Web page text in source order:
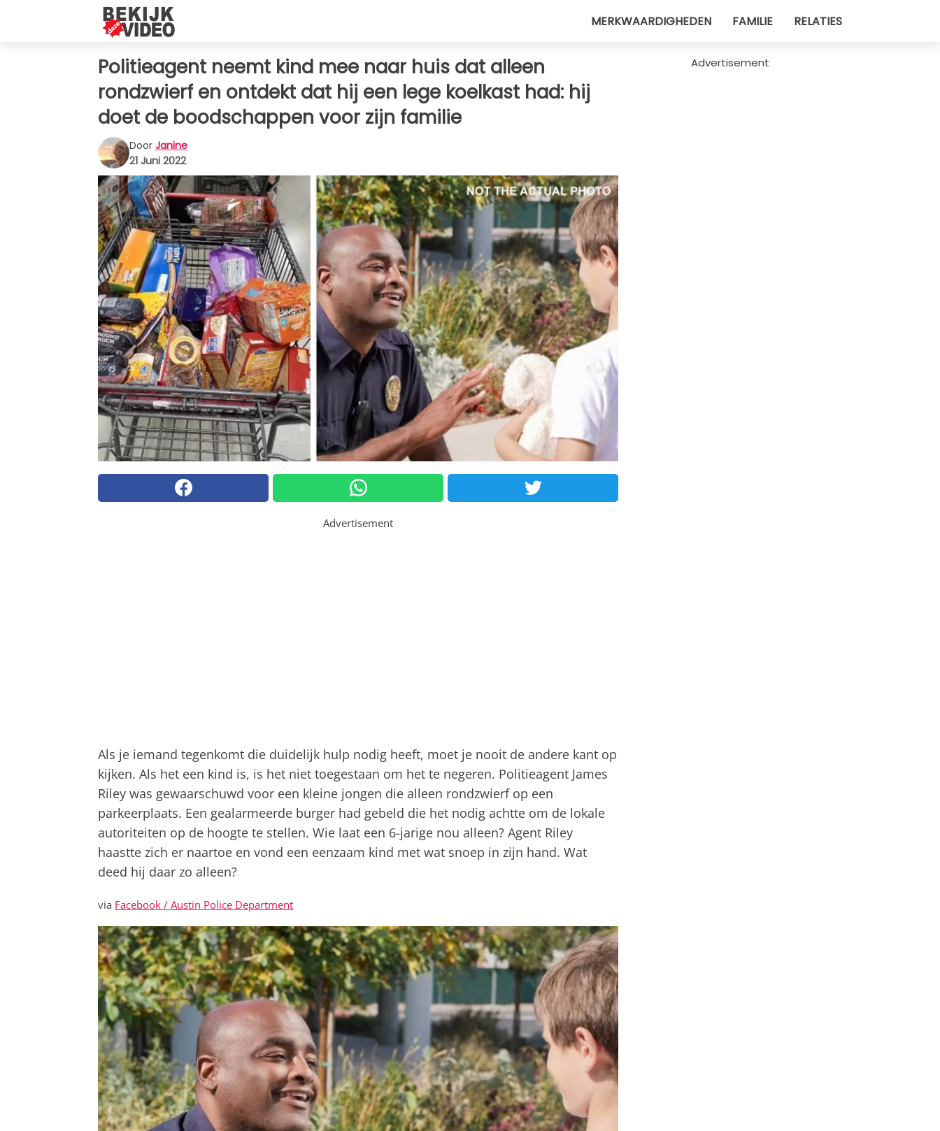
MERKWAARDIGHEDEN FAMILIE RELATIES
Politieagent neemt kind mee naar huis dat alleen
rondzwierf en ontdekt dat hij een lege koelkast had: hij
doet de boodschappen voor zijn familie
Door Janine
21 Juni 2022
Advertisement
Als je iemand tegenkomt die duidelijk hulp nodig heeft, moet je nooit de andere kant op
kijken. Als het een kind is, is het niet toegestaan ​​om het te negeren. Politieagent James
Riley was gewaarschuwd voor een kleine jongen die alleen rondzwierf op een
parkeerplaats. Een gealarmeerde burger had gebeld die het nodig achtte om de lokale
autoriteiten op de hoogte te stellen. Wie laat een 6-jarige nou alleen? Agent Riley
haastte zich er naartoe en vond een eenzaam kind met wat snoep in zijn hand. Wat
deed hij daar zo alleen?
via Facebook / Austin Police Department
Advertisement